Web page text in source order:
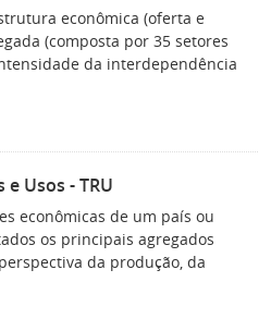
econômica (oferta e
(composta por 35 setores
da interdependência
e Usos - TRU
econômicas de um país ou
os principais agregados
da produção, da